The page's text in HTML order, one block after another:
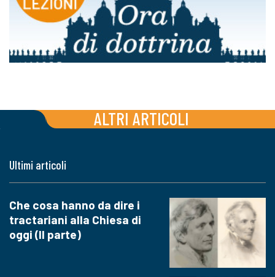
ALTRI ARTICOLI
Ultimi articoli
Che cosa hanno da dire i
tractariani alla Chiesa di
oggi (II parte)